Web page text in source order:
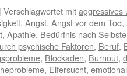
| Verschlagwortet mitaggressives
, Angst, Angst vor dem Tod,
, Apathie, Bedürfnis nach
psychische Faktoren, Beruf,
, Blockaden, Burnout,
, Eifersucht,